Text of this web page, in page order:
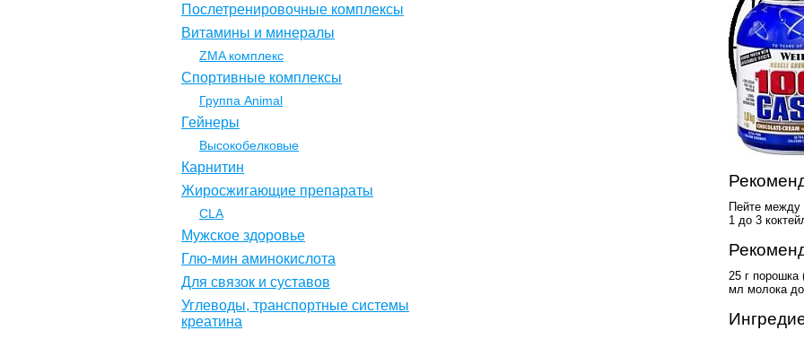
Пейте
1 до 3
25 г порошка
мл молока
Послетренировочные комплексы
Витамины и минералы
ZMA комплекс
Спортивные комплексы
Группа Animal
Гейнеры
Высокобелковые
Карнитин
Жиросжигающие препараты
CLA
Мужское здоровье
Глю-мин аминокислота
Для связок и суставов
Углеводы, транспортные системы
креатина